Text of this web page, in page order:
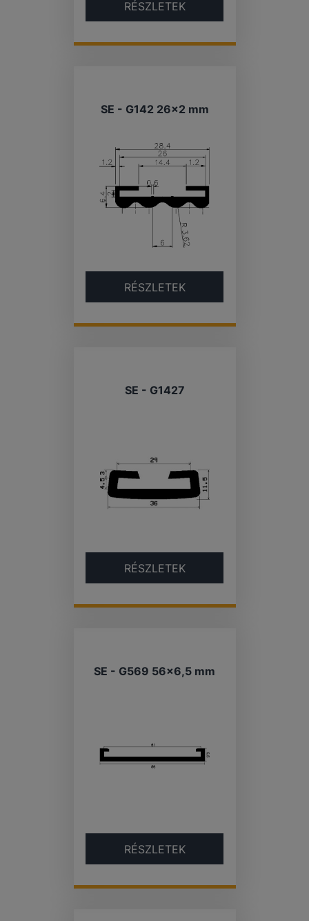
RÉSZLETEK
SE - G142 26×2 mm
RÉSZLETEK
SE - G1427
RÉSZLETEK
SE - G569 56×6,5 mm
RÉSZLETEK